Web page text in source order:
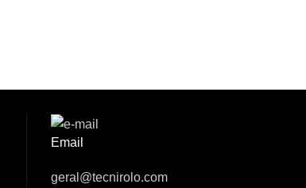
Email
geral@tecnirolo.com